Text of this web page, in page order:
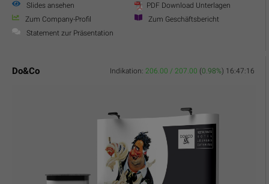
Slides ansehen
PDF Download Unterlagen
Zum Company-Profil
Zum Geschäftsbericht
Statement zur Präsentation
Do&Co Indikation: 206.00 / 207.00 (0.98%) 16:47:16